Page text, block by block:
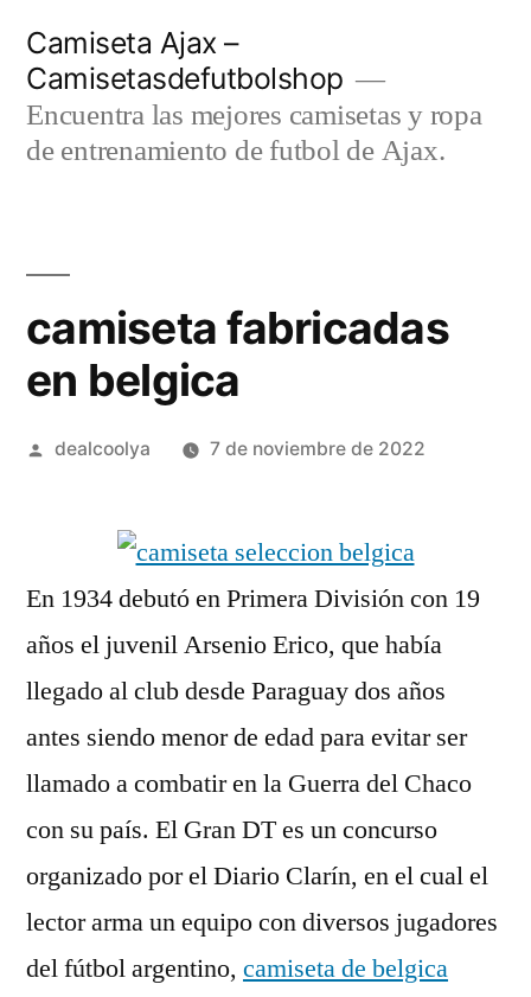
contenido
Camiseta Ajax –
Camisetasdefutbolshop
Encuentra las mejores camisetas y ropa
de entrenamiento de futbol de Ajax.
camiseta fabricadas
en belgica
Publicado
dealcoolya 7 de noviembre de 2022
En 1934 debutó en Primera División con 19
años el juvenil Arsenio Erico, que había
llegado al club desde Paraguay dos años
antes siendo menor de edad para evitar ser
llamado a combatir en la Guerra del Chaco
con su país. El Gran DT es un concurso
organizado por el Diario Clarín, en el cual el
lector arma un equipo con diversos jugadores
del fútbol argentino, camiseta de belgica